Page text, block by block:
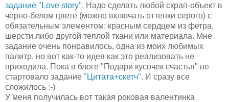
задание "Love story". Надо сделать любой скрап-объект в
черно-белом цвете (можно включать оттенки серого) с
обязательным элементом: красным сердцем из фетра,
шерсти либо другой теплой ткани или материала. Мне
задание очень понравилось, одна из моих любимых
палитр, но вот как-то идея как это реализовать не
приходила. Пока в блоге "Подари кусочек счастья" не
стартовало задание "Цитата+скетч". И сразу все
сложилось :-)
У меня получилась вот такая роковая валентинка